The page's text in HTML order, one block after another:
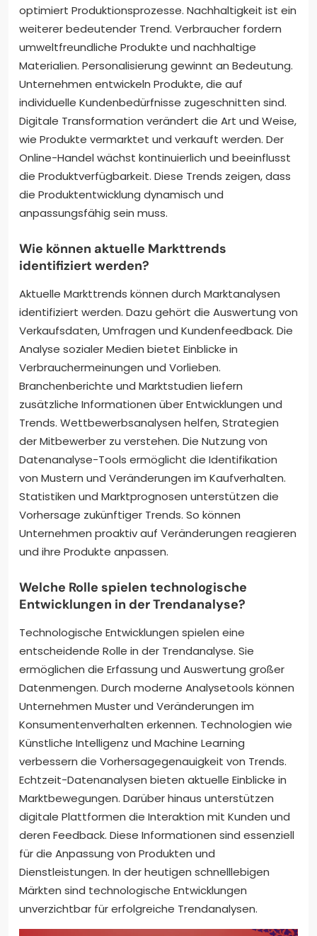
optimiert Produktionsprozesse. Nachhaltigkeit ist ein
weiterer bedeutender Trend. Verbraucher fordern
umweltfreundliche Produkte und nachhaltige
Materialien. Personalisierung gewinnt an Bedeutung.
Unternehmen entwickeln Produkte, die auf
individuelle Kundenbedürfnisse zugeschnitten sind.
Digitale Transformation verändert die Art und Weise,
wie Produkte vermarktet und verkauft werden. Der
Online-Handel wächst kontinuierlich und beeinflusst
die Produktverfügbarkeit. Diese Trends zeigen, dass
die Produktentwicklung dynamisch und
anpassungsfähig sein muss.
Wie können aktuelle Markttrends
identifiziert werden?
Aktuelle Markttrends können durch Marktanalysen
identifiziert werden. Dazu gehört die Auswertung von
Verkaufsdaten, Umfragen und Kundenfeedback. Die
Analyse sozialer Medien bietet Einblicke in
Verbrauchermeinungen und Vorlieben.
Branchenberichte und Marktstudien liefern
zusätzliche Informationen über Entwicklungen und
Trends. Wettbewerbsanalysen helfen, Strategien
der Mitbewerber zu verstehen. Die Nutzung von
Datenanalyse-Tools ermöglicht die Identifikation
von Mustern und Veränderungen im Kaufverhalten.
Statistiken und Marktprognosen unterstützen die
Vorhersage zukünftiger Trends. So können
Unternehmen proaktiv auf Veränderungen reagieren
und ihre Produkte anpassen.
Welche Rolle spielen technologische
Entwicklungen in der Trendanalyse?
Technologische Entwicklungen spielen eine
entscheidende Rolle in der Trendanalyse. Sie
ermöglichen die Erfassung und Auswertung großer
Datenmengen. Durch moderne Analysetools können
Unternehmen Muster und Veränderungen im
Konsumentenverhalten erkennen. Technologien wie
Künstliche Intelligenz und Machine Learning
verbessern die Vorhersagegenauigkeit von Trends.
Echtzeit-Datenanalysen bieten aktuelle Einblicke in
Marktbewegungen. Darüber hinaus unterstützen
digitale Plattformen die Interaktion mit Kunden und
deren Feedback. Diese Informationen sind essenziell
für die Anpassung von Produkten und
Dienstleistungen. In der heutigen schnelllebigen
Märkten sind technologische Entwicklungen
unverzichtbar für erfolgreiche Trendanalysen.